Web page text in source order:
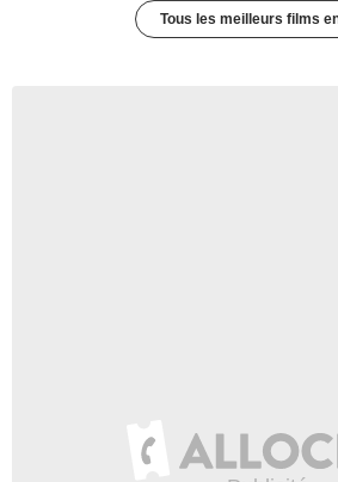
Tous les meilleurs films